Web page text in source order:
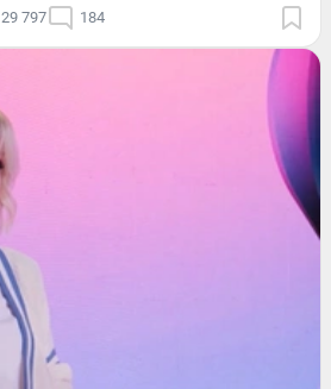
29 797 184